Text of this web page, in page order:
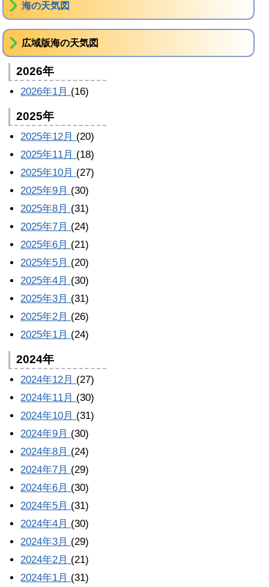
海の天気図
広域版海の天気図
2026年
2026年1月 (16)
2025年
2025年12月 (20)
2025年11月 (18)
2025年10月 (27)
2025年9月 (30)
2025年8月 (31)
2025年7月 (24)
2025年6月 (21)
2025年5月 (20)
2025年4月 (30)
2025年3月 (31)
2025年2月 (26)
2025年1月 (24)
2024年
2024年12月 (27)
2024年11月 (30)
2024年10月 (31)
2024年9月 (30)
2024年8月 (24)
2024年7月 (29)
2024年6月 (30)
2024年5月 (31)
2024年4月 (30)
2024年3月 (29)
2024年2月 (21)
2024年1月 (31)